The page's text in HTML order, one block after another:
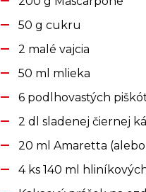
50 g cukru
2 malé vajcia
50 ml mlieka
6 podlhovastých
2 dl sladenej čiernej
20 ml Amaretta
4 ks 140 ml